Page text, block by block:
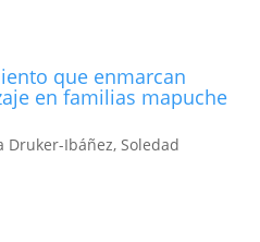
que enmarcan
en familias mapuche
Druker-Ibáñez, Soledad